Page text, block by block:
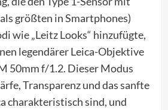
größten in Smartphones)
wie „Leitz Looks“ hinzufügte,
legendärer Leica-Objektive
50mm f/1.2. Dieser Modus
Transparenz und das sanfte
charakteristisch sind, und